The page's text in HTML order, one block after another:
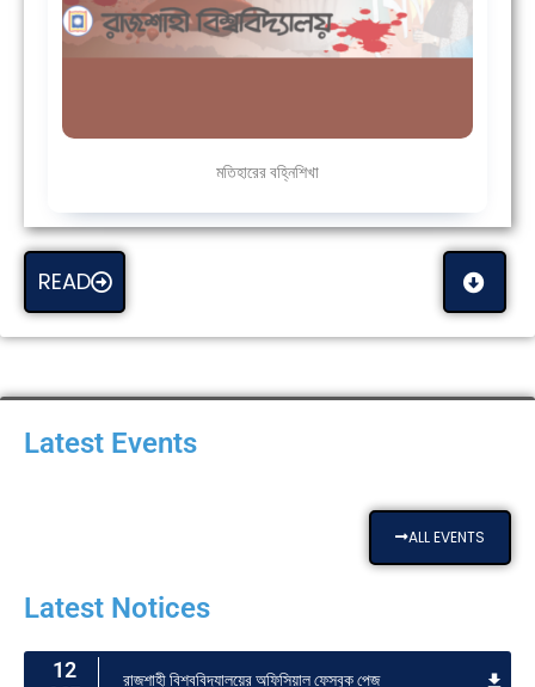
মতিহারের বহ্নিশিখা
READ
Latest Events
ALL EVENTS
Latest Notices
12 রাজশাহী বিশ্ববিদ্যালয়ের অফিসিয়াল ফেসবুক পেজ